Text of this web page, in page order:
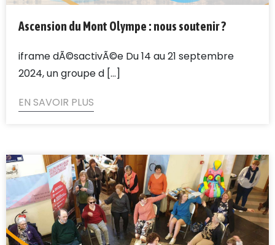
Ascension du Mont Olympe : nous soutenir ?
iframe dÃ©sactivÃ©e Du 14 au 21 septembre
2024, un groupe d [...]
EN SAVOIR PLUS